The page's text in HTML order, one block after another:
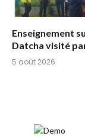
Enseignement
Datcha visité
5 août 2026